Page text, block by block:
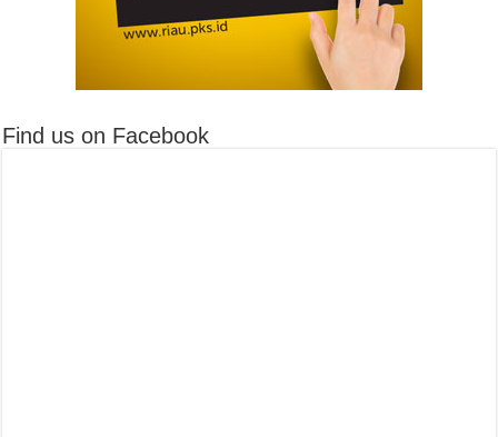
Find us on Facebook